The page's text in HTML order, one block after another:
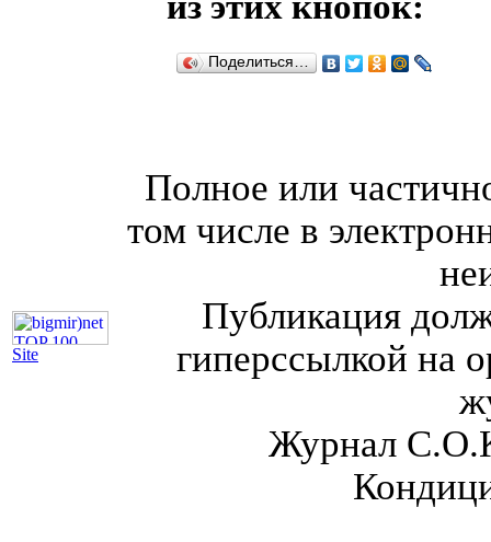
Поделиться…
Site
Полное или
том числе в
Публикация
гиперссылкой на
Журнал